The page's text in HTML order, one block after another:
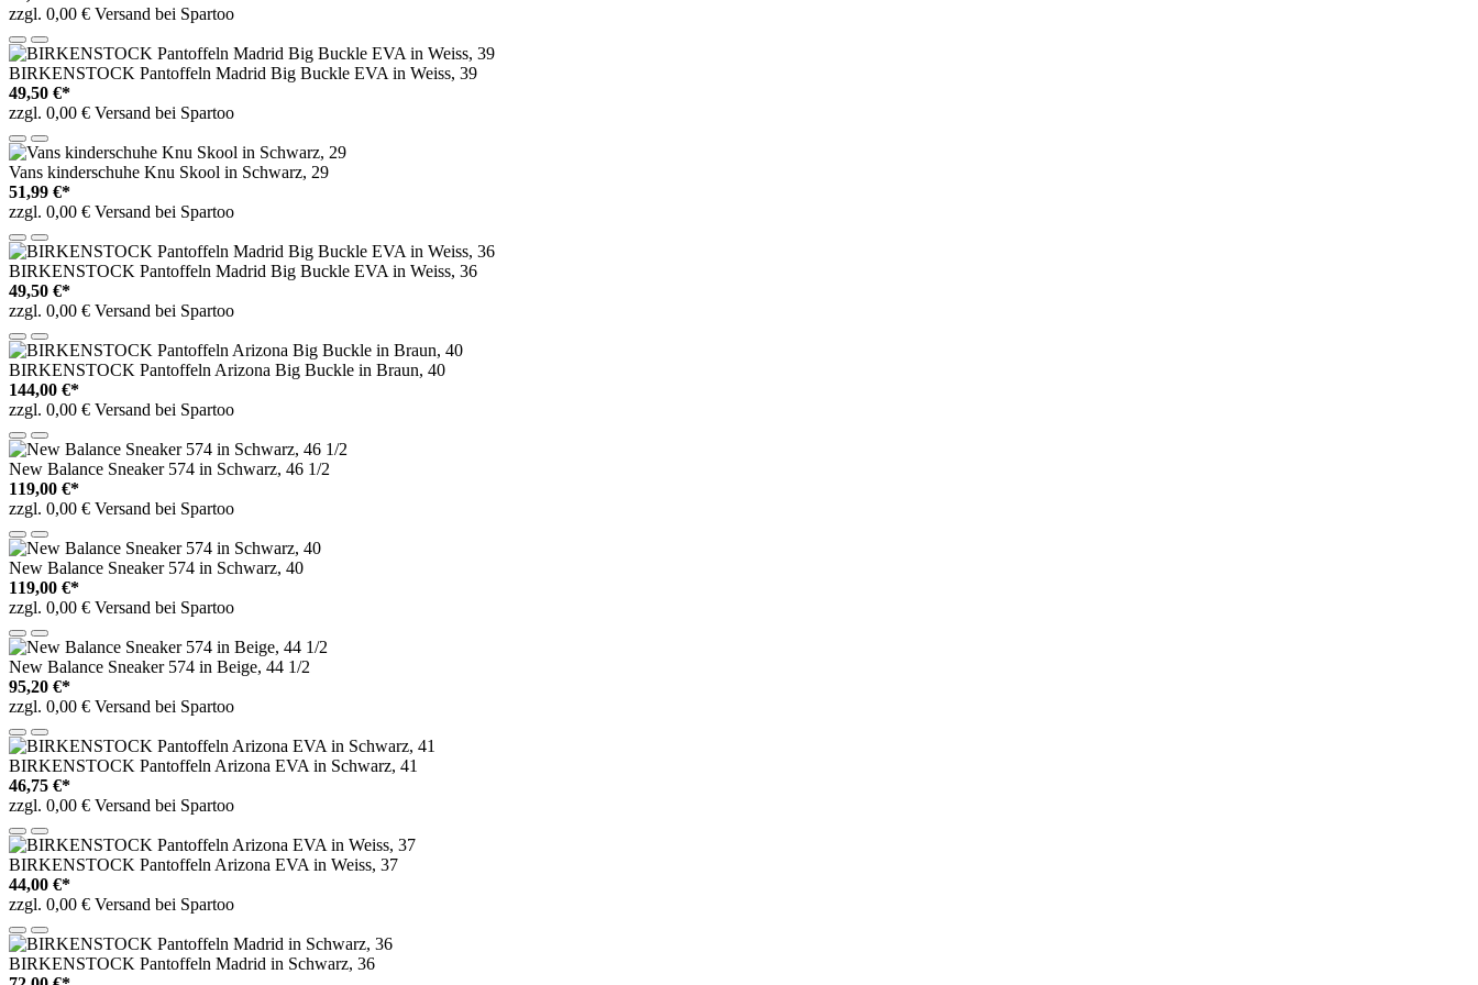
zzgl. 0,00 € Versand bei Spartoo
BIRKENSTOCK Pantoffeln Madrid Big Buckle EVA in Weiss, 39
49,50 €*
zzgl. 0,00 € Versand bei Spartoo
Vans kinderschuhe Knu Skool in Schwarz, 29
51,99 €*
zzgl. 0,00 € Versand bei Spartoo
BIRKENSTOCK Pantoffeln Madrid Big Buckle EVA in Weiss, 36
49,50 €*
zzgl. 0,00 € Versand bei Spartoo
BIRKENSTOCK Pantoffeln Arizona Big Buckle in Braun, 40
144,00 €*
zzgl. 0,00 € Versand bei Spartoo
New Balance Sneaker 574 in Schwarz, 46 1/2
119,00 €*
zzgl. 0,00 € Versand bei Spartoo
New Balance Sneaker 574 in Schwarz, 40
119,00 €*
zzgl. 0,00 € Versand bei Spartoo
New Balance Sneaker 574 in Beige, 44 1/2
95,20 €*
zzgl. 0,00 € Versand bei Spartoo
BIRKENSTOCK Pantoffeln Arizona EVA in Schwarz, 41
46,75 €*
zzgl. 0,00 € Versand bei Spartoo
BIRKENSTOCK Pantoffeln Arizona EVA in Weiss, 37
44,00 €*
zzgl. 0,00 € Versand bei Spartoo
BIRKENSTOCK Pantoffeln Madrid in Schwarz, 36